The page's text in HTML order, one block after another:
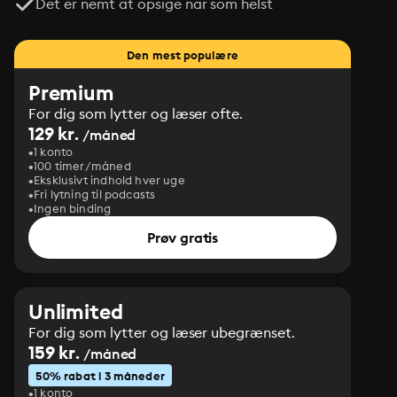
Det er nemt at opsige når som helst
Den mest populære
Premium
For dig som lytter og læser ofte.
129 kr. /måned
1 konto
100 timer/måned
Eksklusivt indhold hver uge
Fri lytning til podcasts
Ingen binding
Prøv gratis
Unlimited
For dig som lytter og læser ubegrænset.
159 kr. /måned
50% rabat i 3 måneder
1 konto